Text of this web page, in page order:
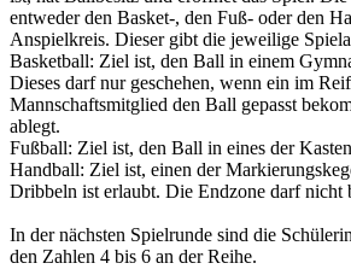
entweder den Basket-, den Fuß- oder den
Anspielkreis. Dieser gibt die jeweilige
Basketball: Ziel ist, den Ball in einem
Dieses darf nur geschehen, wenn ein im
Mannschaftsmitglied den Ball gepasst
ablegt.
Fußball: Ziel ist, den Ball in eines der
Handball: Ziel ist, einen der
Dribbeln ist erlaubt. Die Endzone darf nicht
In der nächsten Spielrunde sind die
den Zahlen 4 bis 6 an der Reihe.